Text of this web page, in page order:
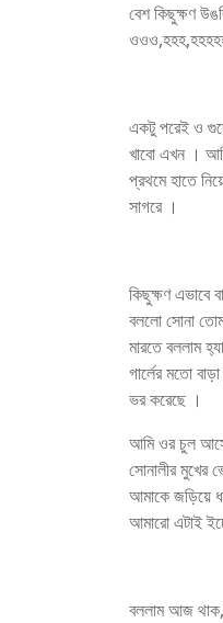
বেশ কিছুক্ষণ
একটু পরেই ও
খাবো এখন ।
প্রথমে হাতে
সাগরে ।
কিছুক্ষণ এভাবে
বললো সোনা
মারতে বললাম
গার্লের মতো
ভর করেছে ।
আমি ওর চুল
সোনালীর মুখের
আমাকে জড়িয়ে
আমারো এটাই
বললাম আজ থাক,